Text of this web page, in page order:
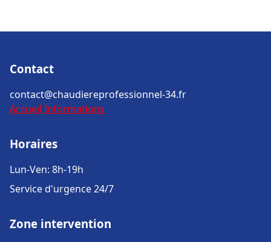
Contact
contact@chaudiereprofessionnel-34.fr
Accueil Informations
Horaires
Lun-Ven: 8h-19h
Service d'urgence 24/7
Zone intervention